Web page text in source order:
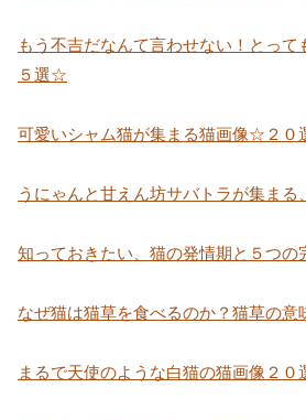
もう不吉だなんて言わせない！とって
５選☆
可愛いシャム猫が集まる猫画像☆２０
うにゃんと甘えん坊サバトラが集まる
知っておきたい、猫の発情期と５つ
なぜ猫は猫草を食べるのか？猫草の意
まるで天使のような白猫の猫画像２０